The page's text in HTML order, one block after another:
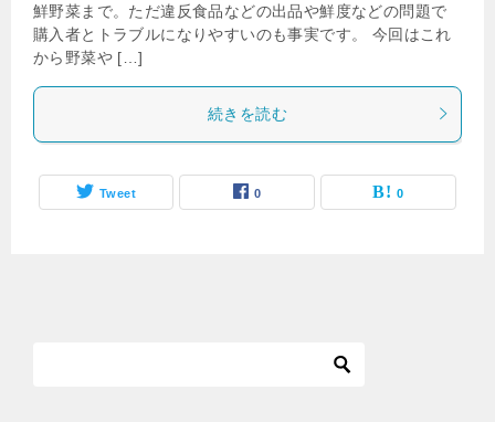
鮮野菜まで。ただ違反食品などの出品や鮮度などの問題で
購入者とトラブルになりやすいのも事実です。 今回はこれ
から野菜や […]
続きを読む
Tweet 0 0